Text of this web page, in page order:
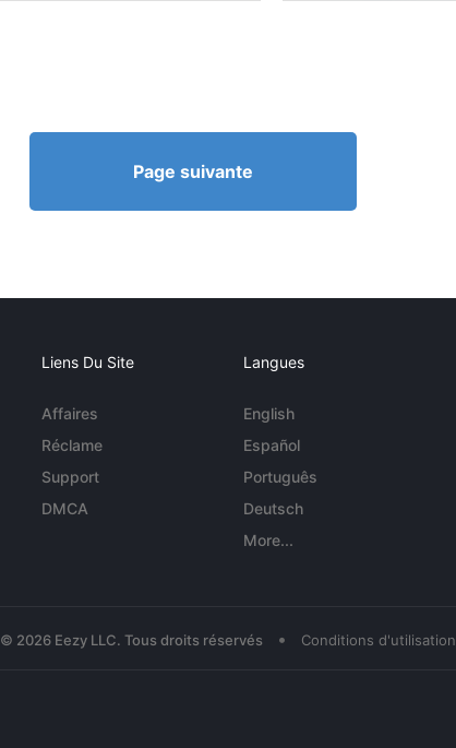
Page suivante
Liens Du Site
Affaires
Réclame
Support
DMCA
Langues
English
Español
Português
Deutsch
More...
© 2026 Eezy LLC. Tous droits réservés • Conditions d'utilisation